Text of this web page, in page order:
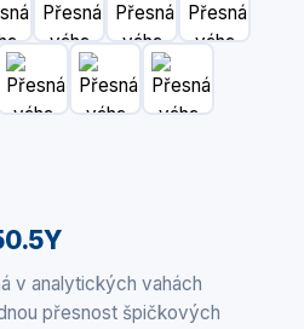
v analytických vahách
přesnost špičkových